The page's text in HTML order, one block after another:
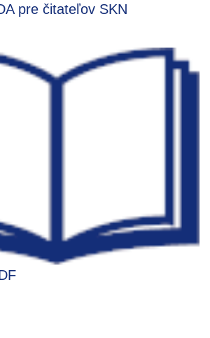
pre čitateľov SKN